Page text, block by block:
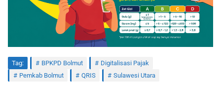
Tag: BPKPD Bolmut
Digitalisasi Pajak
Pemkab Bolmut
QRIS Sulawesi Utara